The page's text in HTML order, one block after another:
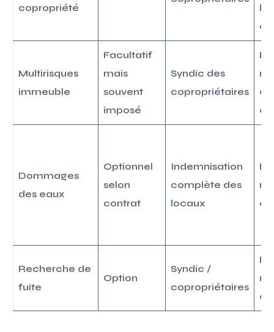
copropriété
Multirisques
immeuble
Facultatif
mais
souvent
imposé
Syndic des
copropriétaires
Dommages
des eaux
Optionnel
selon
contrat
Indemnisation
complète des
locaux
Recherche de
fuite
Option
Syndic /
copropriétaires